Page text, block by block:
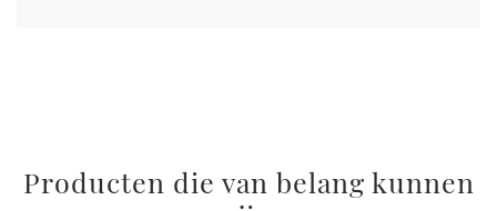
Producten die van belang kunnen